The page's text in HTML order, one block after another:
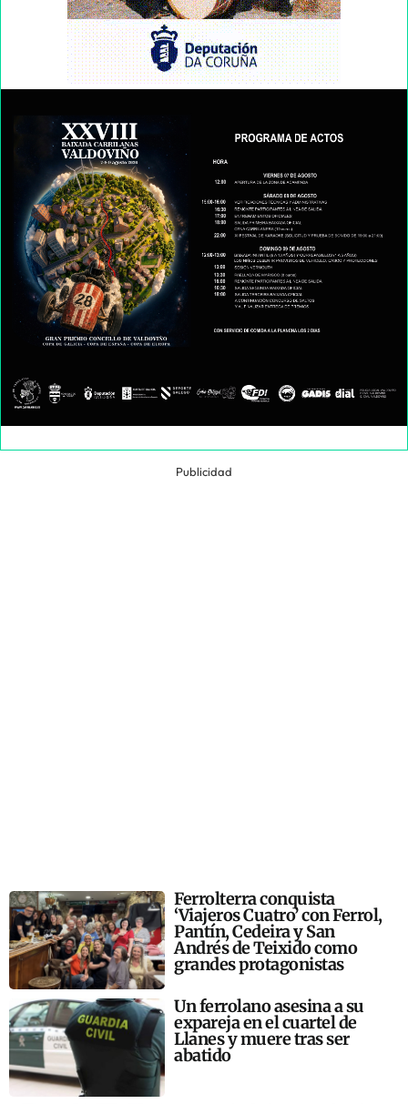
Publicidad
Ferrolterra conquista
‘Viajeros Cuatro’ con Ferrol,
Pantín, Cedeira y San
Andrés de Teixido como
grandes protagonistas
Un ferrolano asesina a su
expareja en el cuartel de
Llanes y muere tras ser
abatido